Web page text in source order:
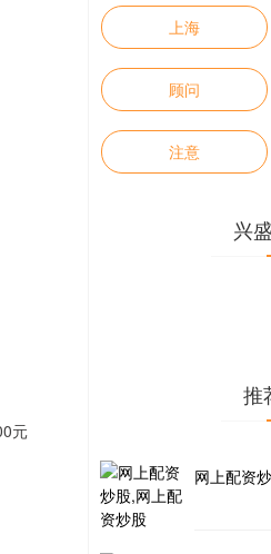
元
上海
顾问
注意
兴
推
网上配资